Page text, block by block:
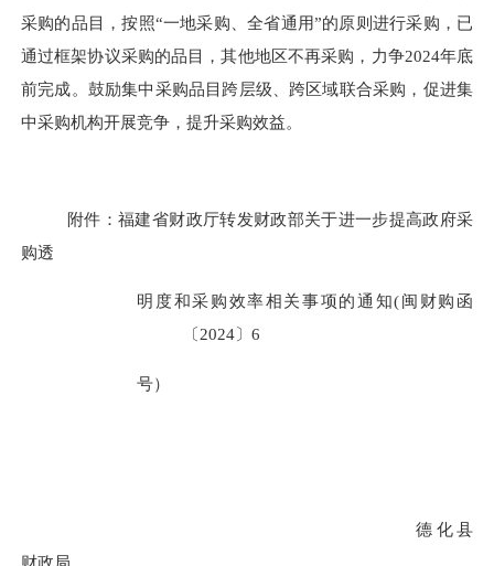
采购的品目，按照“一地采购、全省通用”的原则进行采购，已
通过框架协议采购的品目，其他地区不再采购，力争2024年底
前完成。鼓励集中采购品目跨层级、跨区域联合采购，促进集
中采购机构开展竞争，提升采购效益。
附件：福建省财政厅转发财政部关于进一步提高政府采
购透
明度和采购效率相关事项的通知(闽财购函
〔2024〕6
号）
德化县